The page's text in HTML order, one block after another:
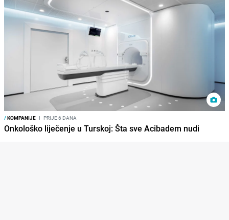
/KOMPANIJE I PRIJE 6 DANA
Onkološko liječenje u Turskoj: Šta sve Acibadem nudi